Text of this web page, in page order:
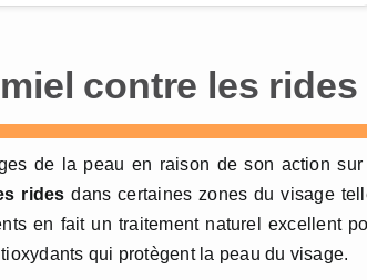
contre les rides
de la peau en raison de son action sur
ridesdans certaines zones du visage
en fait un traitement naturel excellent
qui protègent la peau du visage.